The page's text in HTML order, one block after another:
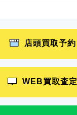
店頭買取予約
WEB買取査定